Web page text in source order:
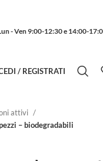
- Ven 9:00-12:30 e 14:00-
/ REGISTRATI
attivi
– biodegradabili